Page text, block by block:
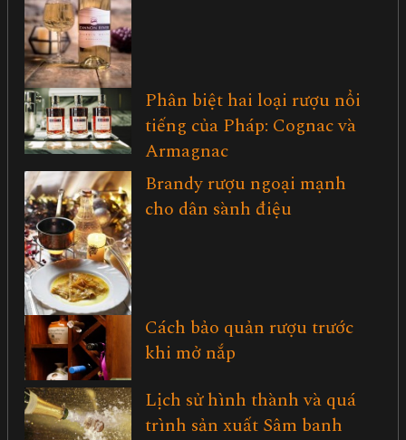
Phân biệt hai loại rượu nổi
tiếng của Pháp: Cognac và
Armagnac
Brandy rượu ngoại mạnh
cho dân sành điệu
Cách bảo quản rượu trước
khi mở nắp
Lịch sử hình thành và quá
trình sản xuất Sâm banh